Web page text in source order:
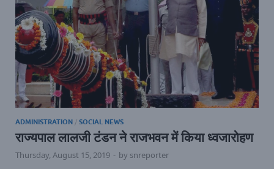
ADMINISTRATION / SOCIAL NEWS
राज्यपाल लालजी टंडन ने राजभवन में किया ध्वजारोहण
Thursday, August 15, 2019 - by snreporter